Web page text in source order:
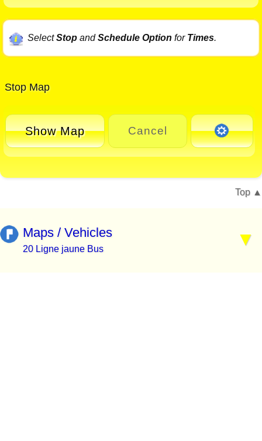
SelectStopandSchedule Option for Times.
Stop Map
Show Map Cancel
Top
Maps / Vehicles
20 Ligne jaune Bus